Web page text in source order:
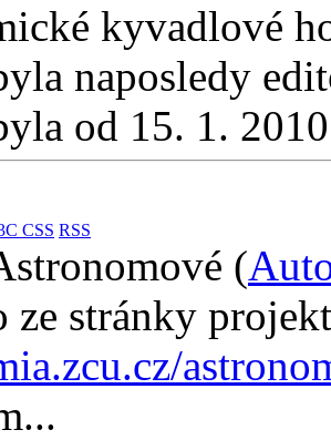
kyvadlové
naposledy
od 15. 1.
CSS RSS
(
ze stránky